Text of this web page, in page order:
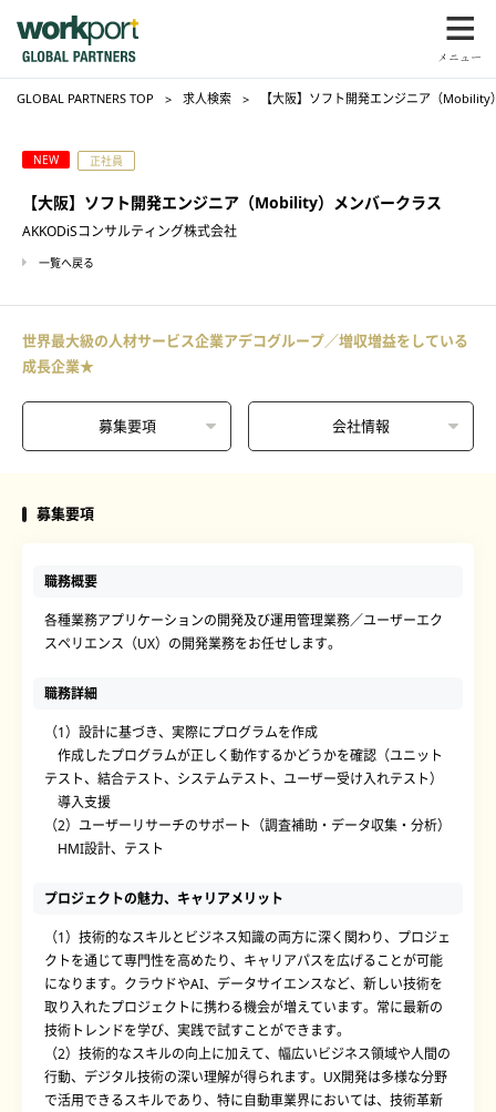
GLOBAL PARTNERS TOP 求人検索 【大阪】ソフト開発エンジニア（
NEW 正社員
【大阪】ソフト開発エンジニア（Mobility）メンバークラス
AKKODiSコンサルティング株式会社
一覧へ戻る
世界最大級の人材サービス企業アデコグループ／増収増益をしている
成長企業★
募集要項 会社情報
募集要項
職務概要
各種業務アプリケーションの開発及び運用管理業務／ユーザーエク
スペリエンス（UX）の開発業務をお任せします。
職務詳細
（1）設計に基づき、実際にプログラムを作成
作成したプログラムが正しく動作するかどうかを確認（ユニット
テスト、結合テスト、システムテスト、ユーザー受け入れテスト）
導入支援
（2）ユーザーリサーチのサポート（調査補助・データ収集・分析）
HMI設計、テスト
プロジェクトの魅力、キャリアメリット
（1）技術的なスキルとビジネス知識の両方に深く関わり、プロジェ
クトを通じて専門性を高めたり、キャリアパスを広げることが可能
になります。クラウドやAI、データサイエンスなど、新しい技術を
取り入れたプロジェクトに携わる機会が増えています。常に最新の
技術トレンドを学び、実践で試すことができます。
（2）技術的なスキルの向上に加えて、幅広いビジネス領域や人間の
行動、デジタル技術の深い理解が得られます。UX開発は多様な分野
で活用できるスキルであり、特に自動車業界においては、技術革新